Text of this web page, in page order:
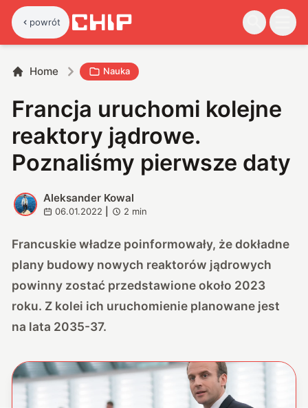
powrót
Home Nauka
Francja uruchomi kolejne
reaktory jądrowe.
Poznaliśmy pierwsze daty
A
Aleksander Kowal
06.01.2022 2 min
Francuskie władze poinformowały, że dokładne
plany budowy nowych reaktorów jądrowych
powinny zostać przedstawione około 2023
roku. Z kolei ich uruchomienie planowane jest
na lata 2035-37.